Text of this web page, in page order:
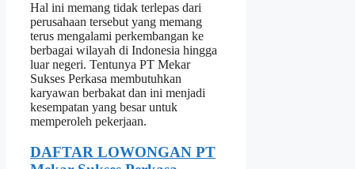
Hal ini memang tidak terlepas dari
perusahaan tersebut yang memang
terus mengalami perkembangan ke
berbagai wilayah di Indonesia hingga
luar negeri. Tentunya PT Mekar
Sukses Perkasa membutuhkan
karyawan berbakat dan ini menjadi
kesempatan yang besar untuk
memperoleh pekerjaan.
DAFTAR LOWONGAN PT